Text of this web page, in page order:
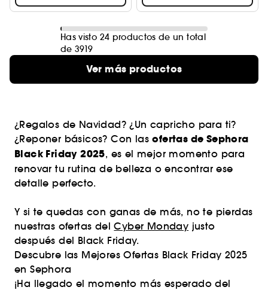
Has visto 24 productos de un total
de 3919
Ver más productos
¿Regalos de Navidad? ¿Un capricho para ti?
¿Reponer básicos? Con lasofertas de Sephora
Black Friday 2025, es el mejor momento para
renovar tu rutina de belleza o encontrar ese
detalle perfecto.
Y si te quedas con ganas de más, no te pierdas
nuestras ofertas delCyber Monday justo
después del Black Friday.
Descubre las Mejores Ofertas Black Friday 2025
en Sephora
¡Ha llegado el momento más esperado del